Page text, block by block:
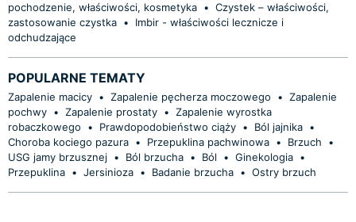
pochodzenie, właściwości, kosmetyka • Czystek – właściwości,
zastosowanie czystka •
Imbir - właściwości lecznicze i
odchudzające
POPULARNE TEMATY
Zapalenie macicy • Zapalenie pęcherza moczowego • Zapalenie
pochwy • Zapalenie prostaty • Zapalenie wyrostka
robaczkowego
• Prawdopodobieństwo ciąży • Ból jajnika •
Choroba kociego pazura • Przepuklina pachwinowa • Brzuch
•
USG jamy brzusznej • Ból brzucha • Ból • Ginekologia •
Przepuklina • Jersinioza • Badanie brzucha • Ostry brzuch